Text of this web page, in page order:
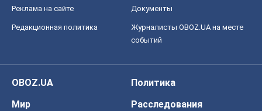
Реклама на сайте Документы
Редакционная политика
Журналисты OBOZ.UA на месте
событий
OBOZ.UA
Политика
Мир
Расследования